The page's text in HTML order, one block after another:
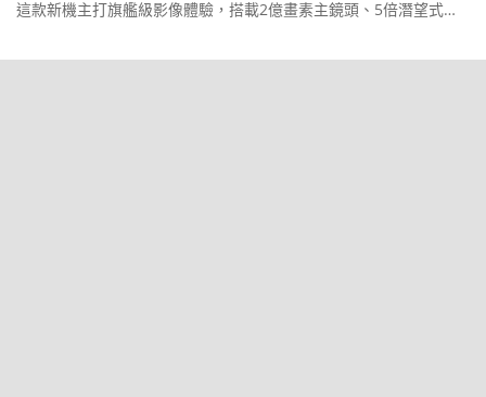
這款新機主打旗艦級影像體驗，搭載2億畫素主鏡頭、5倍潛望式長